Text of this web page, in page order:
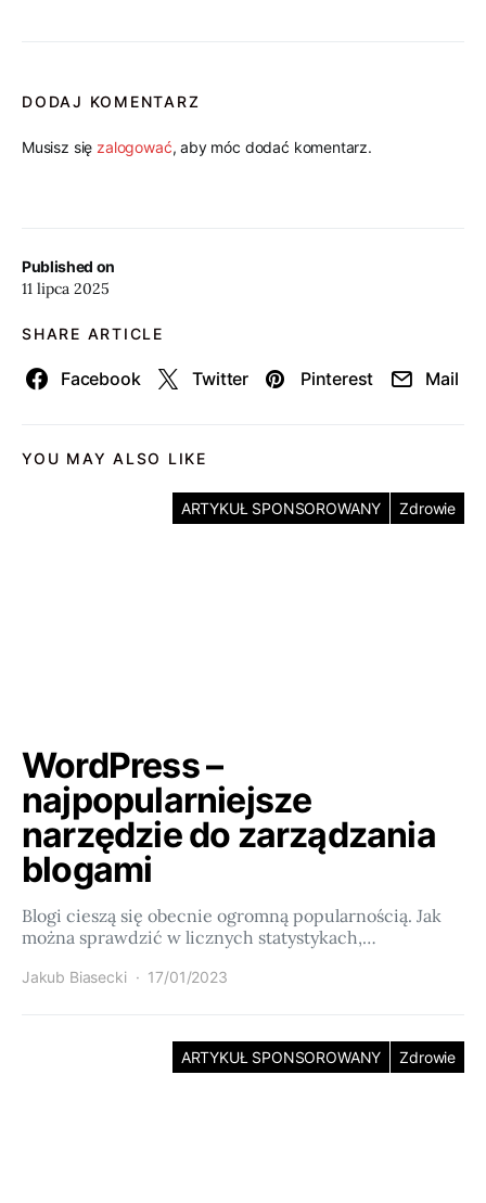
Published on
11 lipca 2025
SHARE ARTICLE
Facebook Twitter Pinterest Mail
DODAJ KOMENTARZ
Musisz się zalogować, aby móc dodać komentarz.
YOU MAY ALSO LIKE
ARTYKUŁ SPONSOROWANY Zdrowie
WordPress –
najpopularniejsze
narzędzie do zarządzania
blogami
Blogi cieszą się obecnie ogromną popularnością. Jak
można sprawdzić w licznych statystykach,…
Jakub Biasecki 17/01/2023
ARTYKUŁ SPONSOROWANY Zdrowie